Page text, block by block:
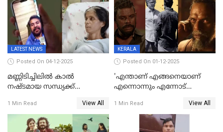
LATEST NEWS
Posted On 04-12-2025
മണ്ണിടിച്ചിലിൽ കാല്‍
നഷ്ടമായ സന്ധ്യക്ക്
വീഡിയോകോൾ;
കൃത്രിമക്കാല്‍ നല്‍കാമെന്ന്
താരം, വീട്
1 Min Read View All
KERALA
Posted On 01-12-2025
'എന്താണ് എങ്ങനെയാണ്
എന്നൊന്നും എന്നോട്
താനുമുണ്ടെന്ന് വിനായകൻ
1 Min Read View All